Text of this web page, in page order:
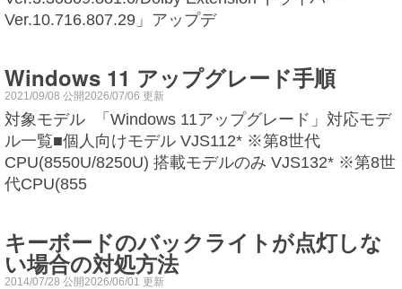
Ver.10.716.807.29」アップデ
Windows 11 アップグレード手順
2021/09/08 公開2026/07/06 更新
対象モデル 「Windows 11アップグレード」対応モデ
ル一覧■個人向けモデル VJS112* ※第8世代
CPU(8550U/8250U) 搭載モデルのみ VJS132* ※第8世
代CPU(855
キーボードのバックライトが点灯しな
い場合の対処方法
2014/07/28 公開2026/06/01 更新